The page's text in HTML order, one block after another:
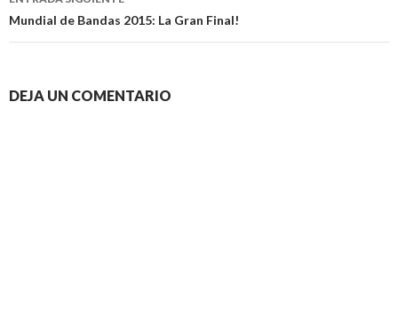
Mundial de Bandas 2015: La Gran Final!
DEJA UN COMENTARIO